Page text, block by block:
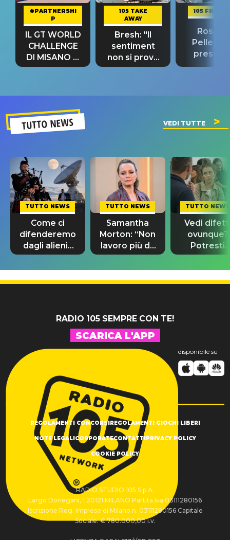
#PARTNERSHI
P
IL GT WORLD
CHALLENGE
DI MISANO si
riconferma
105 TAKE
AWAY
Bresh: "Il
sentiment
non si prova
fino alla notte
105
Rosario
“Così
TUTTO NEWS VEDI TUTTE
TUTTO NEWS
Come ci
difenderemo
dagli alieni?
Con le
cornamuse
scozzesi
TUTTO NEWS
Samantha
Morton: “Non
lavoro più da
un anno
perché ho 49
anni”
TUTTO NEWS
Vedi
ovunque?
Potresti
avere un
superiore
agli altri
RADIO 105 SEMPRE CON TE!
SCARICA L'APP
disponibile su
REGOLAMENTI CONCORSIREGOLAMENTI GIOCHI LIBERI
NOTE LEGALICORPORATECONTATTIPRIVACY POLICY
COOKIE POLICY
RADIO STUDIO 105 S.p.A.
Largo Donegani, 1 20121 MILANO Partita Iva 03111280156
Iscrizione Reg. Imprese di Milano n. 03111280156 Capitale
Sociale: € 780.000,00 i.v.